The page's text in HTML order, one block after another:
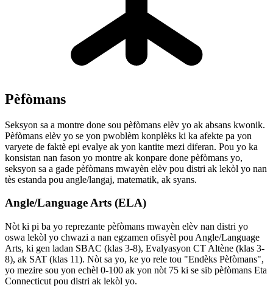
Pèfòmans
Seksyon sa a montre done sou pèfòmans elèv yo ak absans kwonik.
Pèfòmans elèv yo se yon pwoblèm konplèks ki ka afekte pa yon
varyete de faktè epi evalye ak yon kantite mezi diferan. Pou yo ka
konsistan nan fason yo montre ak konpare done pèfòmans yo,
seksyon sa a gade pèfòmans mwayèn elèv pou distri ak lekòl yo nan
tès estanda pou angle/langaj, matematik, ak syans.
Angle/Language Arts (ELA)
Nòt ki pi ba yo reprezante pèfòmans mwayèn elèv nan distri yo
oswa lekòl yo chwazi a nan egzamen ofisyèl pou Angle/Language
Arts, ki gen ladan SBAC (klas 3-8), Evalyasyon CT Altène (klas 3-
8), ak SAT (klas 11). Nòt sa yo, ke yo rele tou "Endèks Pèfòmans",
yo mezire sou yon echèl 0-100 ak yon nòt 75 ki se sib pèfòmans Eta
Connecticut pou distri ak lekòl yo.